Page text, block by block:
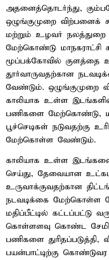
அதனைத்தொடர்ந்து,
ஒழுங்குமுறை
மற்றும் உழவர்
மேற்கொண்டு மாநகராட்சி
மூப்பக்கோவில் குளத்தை
தூர்வாருவதற்கான
வேண்டும். ஒழுங்குமுறை
காலியாக உள்ள இடங்களில்
பணிகளை மேற்கொண்டு,
பூச்செடிகள் நடுவதற்கு
மேற்கொள்ள வேண்டும்.
காலியாக உள்ள
செய்து, தேவையான
உருவாக்குவதற்கான
நடவடிக்கை மேற்கொள்ள
மதிப்பீட்டில் கட்டப்பட்டு
கொள்ளளவு கொண்ட
பணிகளை துரிதப்படுத்தி,
பயன்பாட்டிற்கு